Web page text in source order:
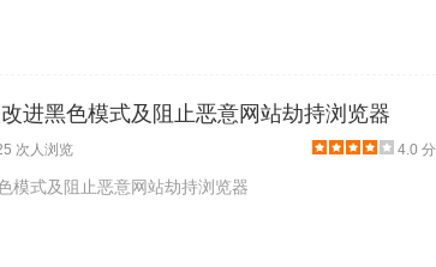
进黑色模式及阻止恶意网站劫持浏览器
次人浏览 4.0 分
模式及阻止恶意网站劫持浏览器